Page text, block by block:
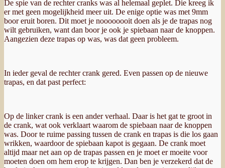
De spie van de rechter cranks was al helemaal geplet. Die kreeg ik
er met geen mogelijkheid meer uit. De enige optie was met 9mm
boor eruit boren. Dit moet je noooooooit doen als je de trapas nog
wilt gebruiken, want dan boor je ook je spiebaan naar de knoppen.
Aangezien deze trapas op was, was dat geen probleem.
In ieder geval de rechter crank gered. Even passen op de nieuwe
trapas, en dat past perfect:
Op de linker crank is een ander verhaal. Daar is het gat te groot in
de crank, wat ook verklaart waarom de spiebaan naar de knoppen
was. Door te ruime passing tussen de crank en trapas is die los gaan
wrikken, waardoor de spiebaan kapot is gegaan. De crank moet
altijd maar net aan op de trapas passen en je moet er moeite voor
moeten doen om hem erop te krijgen. Dan ben je verzekerd dat de